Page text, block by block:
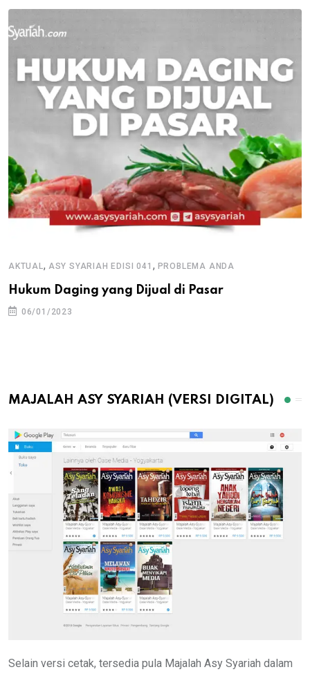
AKTUAL, ASY SYARIAH EDISI 041 , PROBLEMA ANDA
Hukum Daging yang Dijual di Pasar
06/01/2023
MAJALAH ASY SYARIAH (VERSI DIGITAL)
Selain versi cetak, tersedia pula Majalah Asy Syariah dalam